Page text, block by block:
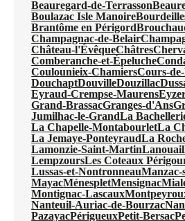
Beauregard-de-Terrasson
Boulazac Isle Manoire
Brantôme en Périgord
Champagnac-de-Belair
Château-l'ÉvêqueChâtres
Comberanche-et-Épeluche
Coulounieix-ChamiersCours-
DouchaptDouvilleDouzillac
Eyraud-Crempse-Maurens
Grand-BrassacGranges-d'Ans
Jumilhac-le-GrandLa
La Chapelle-MontabourletLa
La Jemaye-PonteyraudLa
Lamonzie-Saint-Martin
LempzoursLes Coteaux
Lussas-et-Nontronneau
MayacMénespletMensignac
Montignac-Lascaux
Nanteuil-Auriac-de-Bourzac
PazayacPérigueuxPetit-Bersac